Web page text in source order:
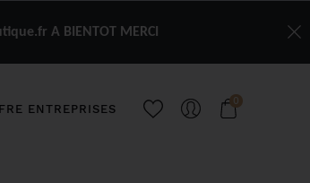
A BIENTOT MERCI
ENTREPRISES
0